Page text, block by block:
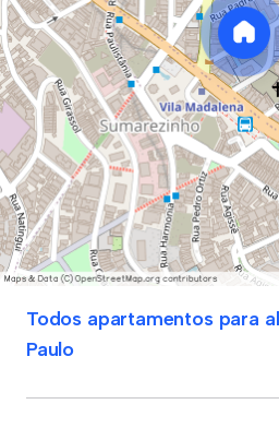
Todos apartamentos para
Paulo